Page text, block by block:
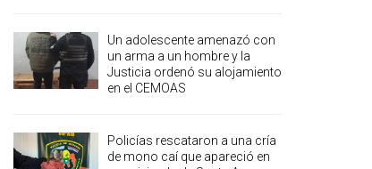
Un adolescente amenazó con
un arma a un hombre y la
Justicia ordenó su alojamiento
en el CEMOAS
Policías rescataron a una cría
de mono caí que apareció en